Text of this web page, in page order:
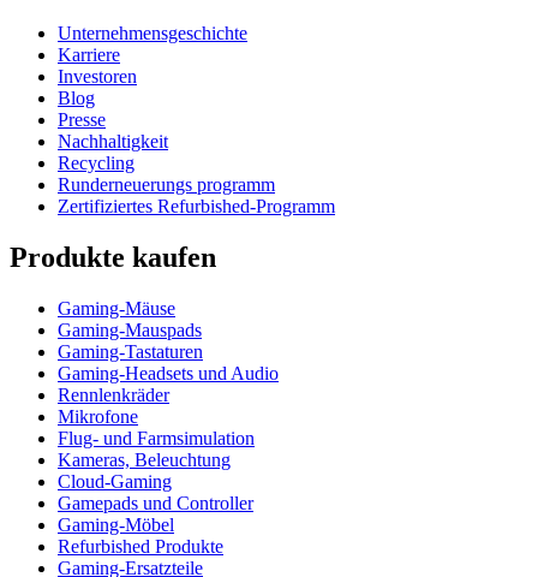
Unternehmensgeschichte
Karriere
Investoren
Blog
Presse
Nachhaltigkeit
Recycling
Runderneuerungs programm
Zertifiziertes Refurbished-Programm
Produkte kaufen
Gaming-Mäuse
Gaming-Mauspads
Gaming-Tastaturen
Gaming-Headsets und Audio
Rennlenkräder
Mikrofone
Flug- und Farmsimulation
Kameras, Beleuchtung
Cloud-Gaming
Gamepads und Controller
Gaming-Möbel
Refurbished Produkte
Gaming-Ersatzteile